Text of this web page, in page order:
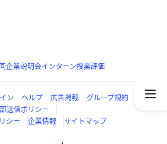
企業説明会インターン授業評価
ン ヘルプ 広告掲載
グループ規約
送信ポリシー
シー
企業情報 サイトマップ